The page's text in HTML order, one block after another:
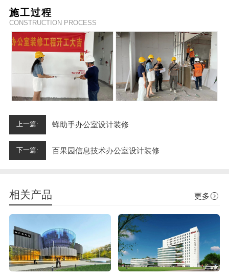
施工过程
CONSTRUCTION PROCESS
上一篇: 蜂助手办公室设计装修
下一篇: 百果园信息技术办公室设计装修
相关产品 更多